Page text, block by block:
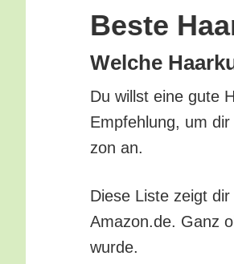
Bes­te
Wel­che
Du willst eine gute
Emp­feh­lung, um
zon an.
Die­se Lis­te zeigt
Amazon.de. Ganz
wurde.